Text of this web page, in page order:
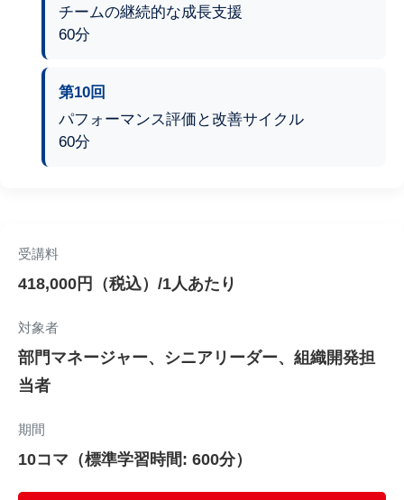
チームの継続的な成長支援
60分
第10回
パフォーマンス評価と改善サイクル
60分
受講料
418,000円（税込）/1人あたり
対象者
部門マネージャー、シニアリーダー、組織開発担
当者
期間
10コマ（標準学習時間: 600分）